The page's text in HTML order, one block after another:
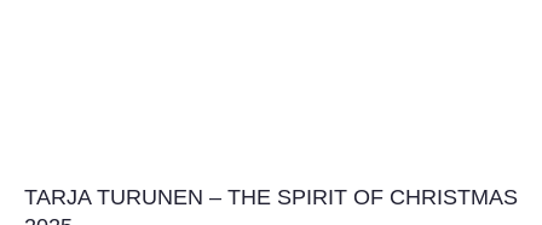
TARJA TURUNEN – THE SPIRIT OF CHRISTMAS